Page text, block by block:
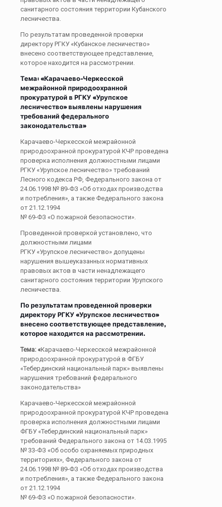
санитарного состояния территории Кубанского
лесничества.
По результатам проведенной проверки
директору РГКУ «Кубанское лесничество»
внесено соответствующее представление,
которое находится на рассмотрении.
Тема: «Карачаево-Черкесской
межрайонной природоохранной
прокуратурой в РГКУ «Урупское
лесничество» выявлены нарушения
требований федерального
законодательства»
Карачаево-Черкесской межрайонной
природоохранной прокуратурой КЧР проведена
проверка исполнения должностными лицами
РГКУ «Урупское лесничество» требований
Лесного кодекса РФ, Федерального закона от
24.06.1998 № 89-ФЗ «Об отходах производства
и потребления», а также Федерального закона
от 21.12.1994
№ 69-ФЗ «О пожарной безопасности».
Проведенной проверкой установлено, что
должностными лицами
РГКУ «Урупское лесничество» допущены
нарушения вышеуказанных нормативных
правовых актов в части ненадлежащего
санитарного состояния территории Урупского
лесничества.
По результатам проведенной проверки
директору РГКУ «Урупское лесничество»
внесено соответствующее представление,
которое находится на рассмотрении.
Тема: «Карачаево-Черкесской межрайонной
природоохранной прокуратурой в ФГБУ
«Тебердинский национальный парк» выявлены
нарушения требований федерального
законодательства»
Карачаево-Черкесской межрайонной
природоохранной прокуратурой КЧР проведена
проверка исполнения должностными лицами
ФГБУ «Тебердинский национальный парк»
требований Федерального закона от 14.03.1995
№ 33-ФЗ «Об особо охраняемых природных
территориях», Федерального закона от
24.06.1998 № 89-ФЗ «Об отходах производства
и потребления», а также Федерального закона
от 21.12.1994
№ 69-ФЗ «О пожарной безопасности».